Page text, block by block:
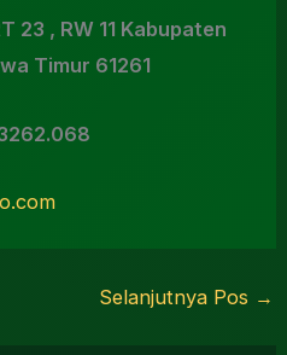
23 , RW 11 Kabupaten
Timur 61261
Selanjutnya Pos →